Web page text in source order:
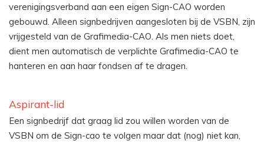
verenigingsverband aan een eigen Sign-CAO worden
gebouwd. Alleen signbedrijven aangesloten bij de VSBN, zijn
vrijgesteld van de Grafimedia-CAO. Als men niets doet,
dient men automatisch de verplichte Grafimedia-CAO te
hanteren en aan haar fondsen af te dragen.
Aspirant-lid
Een signbedrijf dat graag lid zou willen worden van de
VSBN om de Sign-cao te volgen maar dat (nog) niet kan,